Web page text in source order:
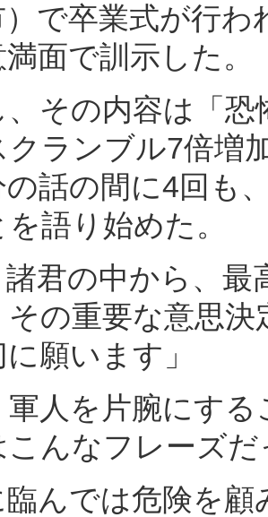
で卒業式が行わ
面で訓示した。
その内容は「恐
ランブル7倍増
話の間に4回も
語り始めた。
諸君の中から、
その重要な意思
願います」
軍人を片腕にす
こんなフレーズだ
臨んでは危険を